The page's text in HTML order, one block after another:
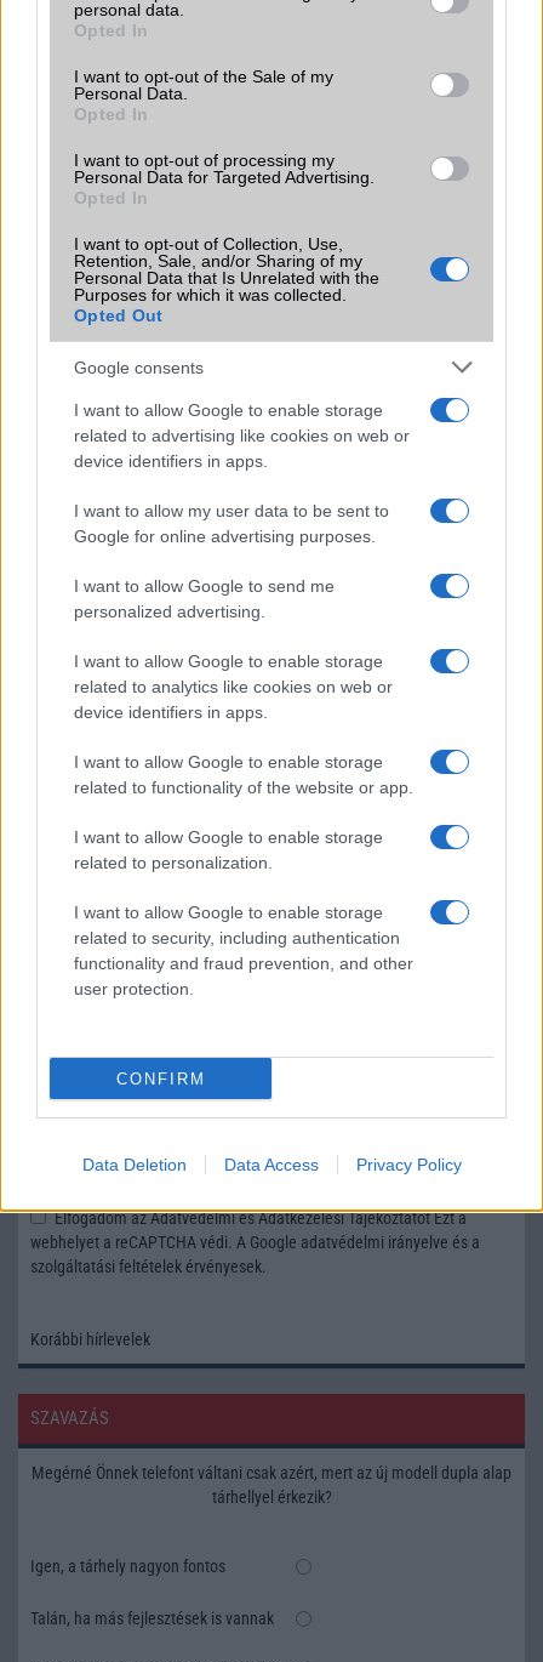
grant or deny consent to Google and its third-party tags to
use your data for below specified purposes in below Google
consent section.
personal data.
Opted In
I want to opt-out of the Sale of my
Personal Data.
Opted In
I want to opt-out of processing my
Personal Data for Targeted Advertising.
Opted In
I want to opt-out of Collection, Use,
Retention, Sale, and/or Sharing of my
Personal Data that Is Unrelated with the
Purposes for which it was collected.
Opted Out
Google consents
I want to allow Google to enable storage
related to advertising like cookies on web or
device identifiers in apps.
I want to allow my user data to be sent to
Google for online advertising purposes.
I want to allow Google to send me
personalized advertising.
I want to allow Google to enable storage
related to analytics like cookies on web or
device identifiers in apps.
I want to allow Google to enable storage
related to functionality of the website or app.
I want to allow Google to enable storage
related to personalization.
I want to allow Google to enable storage
related to security, including authentication
functionality and fraud prevention, and other
user protection.
CONFIRM
Data Deletion Data Access Privacy Policy
Realme
Samsung
Xiaomi
Összes márka
Keressen a telefonboltok ajánlatai között!
TELEFONOK GYORSLISTA
Elfogadom azAdatvédelmi és Adatkezelési TájékoztatótEzt a
webhelyet a reCAPTCHA védi. A Google adatvédelmi irányelve és a
szolgáltatási feltételek érvényesek.
Korábbi hírlevelek
SZAVAZÁS
Megérné Önnek telefont váltani csak azért, mert az új modell dupla alap
tárhellyel érkezik?
Igen, a tárhely nagyon fontos
Talán, ha más fejlesztések is vannak